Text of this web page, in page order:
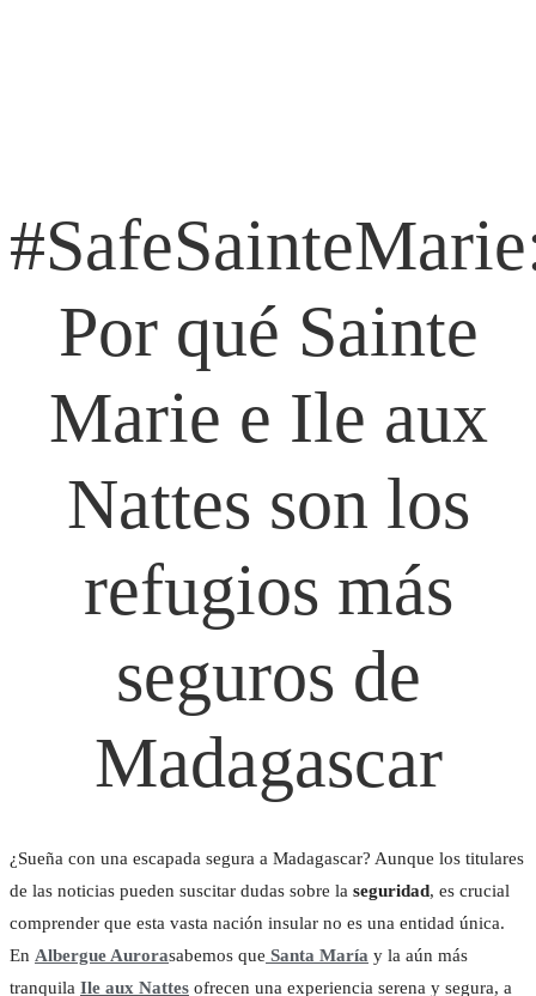
ILE AUX NATTES
NUESTRAS
EXCURSIONES
Por qué Sainte
Marie e Ile aux
Nattes son los
refugios más
seguros de
Madagascar
¿Sueña con una escapada segura a Madagascar? Aunque los titulares
de las noticias pueden suscitar dudas sobre la seguridad, es crucial
comprender que esta vasta nación insular no es una entidad única.
En Albergue Aurorasabemos que Santa María y la aún más
tranquila Ile aux Nattes ofrecen una experiencia serena y segura, a